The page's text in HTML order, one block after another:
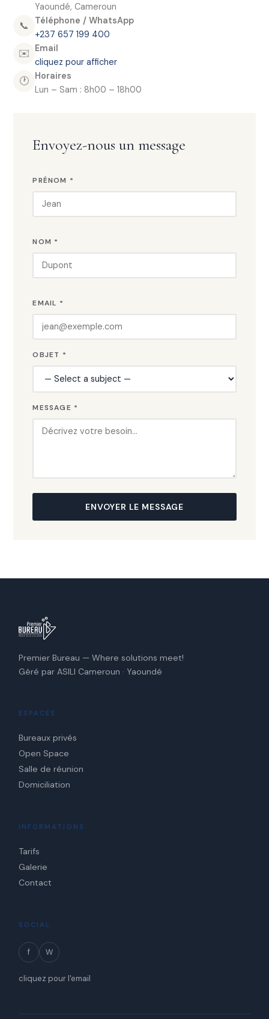
Yaoundé, Cameroun
📞
Téléphone / WhatsApp
+237 657 199 400
✉️
Email
cliquez pour afficher
🕐
Horaires
Lun – Sam : 8h00 – 18h00
Envoyez-nous un message
PRÉNOM *
NOM *
EMAIL *
OBJET *
MESSAGE *
ENVOYER LE MESSAGE
Premier Bureau — Where solutions meet!
Géré par ASILI Cameroun · Yaoundé
ESPACES
Bureaux privés
Open Space
Salle de réunion
Domiciliation
INFORMATIONS
Tarifs
Galerie
Contact
SOCIAL
f W
cliquez pour l'email